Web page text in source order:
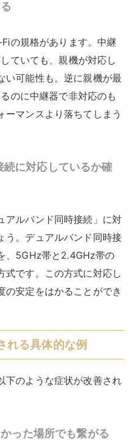
できます。
合がある
Fiの電波が届きづらいこ
善される可能性がありま
と、通信速度に影響して
器を利用すれば、本来の
合があります。
のは、Wi-Fiの電波の状態
ります。中継器を使用する
信が安定して途切れなく
の選び方
いかは悩むところですよ
るデバイスの中間ぐらい
Wi-Fiルーターから離れ
がおすすめ。